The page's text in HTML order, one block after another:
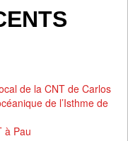
de la CNT de Carlos
de l’Isthme de
à Pau